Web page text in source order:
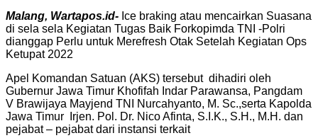
Malang, Wartapos.id- Ice braking atau mencairkan Suasana
di sela sela Kegiatan Tugas Baik Forkopimda TNI -Polri
dianggap Perlu untuk Merefresh Otak Setelah Kegiatan Ops
Ketupat 2022
Apel Komandan Satuan (AKS) tersebut dihadiri oleh
Gubernur Jawa Timur Khofifah Indar Parawansa, Pangdam
V Brawijaya Mayjend TNI Nurcahyanto, M. Sc.,serta Kapolda
Jawa Timur Irjen. Pol. Dr. Nico Afinta, S.I.K., S.H., M.H. dan
pejabat – pejabat dari instansi terkait